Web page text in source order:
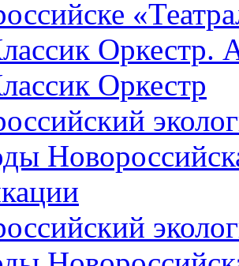
Оркестр.
Оркестр